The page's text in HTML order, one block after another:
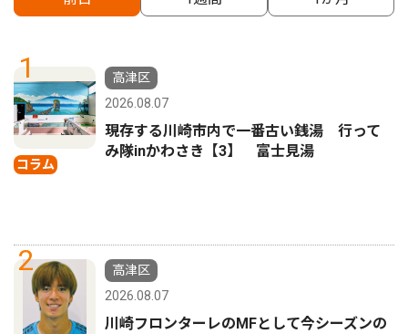
1
コラム
高津区
2026.08.07
現存する川崎市内で一番古い銭湯 行って
み隊inかわさき【3】 富士見湯
2
高津区
2026.08.07
川崎フロンターレのMFとして今シーズンの